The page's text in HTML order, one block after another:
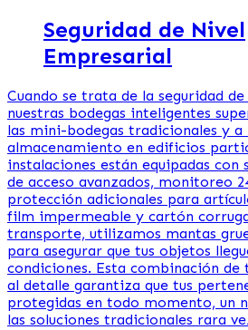
Seguridad de Nivel
Empresarial
Cuando se trata de la seguridad
nuestras bodegas inteligentes
las mini-bodegas tradicionales y a
almacenamiento en edificios
instalaciones están equipadas con
de acceso avanzados, monitoreo
protección adicionales para
film impermeable y cartón
transporte, utilizamos mantas
para asegurar que tus objetos
condiciones. Esta combinación
al detalle garantiza que tus
protegidas en todo momento, un
las soluciones tradicionales rara